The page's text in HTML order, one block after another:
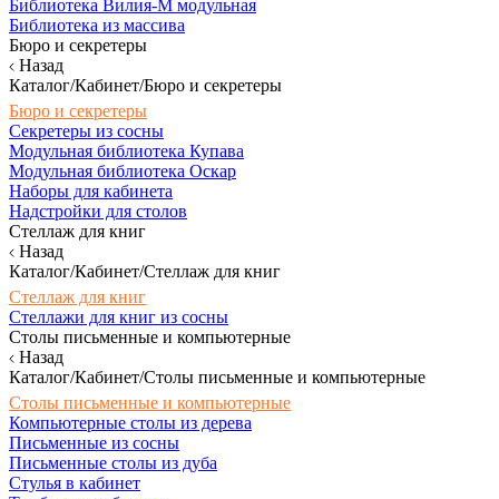
Библиотека Вилия-М модульная
Библиотека из массива
Бюро и секретеры
Назад
Каталог/Кабинет/Бюро и секретеры
Бюро и секретеры
Секретеры из сосны
Модульная библиотека Купава
Модульная библиотека Оскар
Наборы для кабинета
Надстройки для столов
Стеллаж для книг
Назад
Каталог/Кабинет/Стеллаж для книг
Стеллаж для книг
Стеллажи для книг из сосны
Столы письменные и компьютерные
Назад
Каталог/Кабинет/Столы письменные и компьютерные
Столы письменные и компьютерные
Компьютерные столы из дерева
Письменные из сосны
Письменные столы из дуба
Стулья в кабинет